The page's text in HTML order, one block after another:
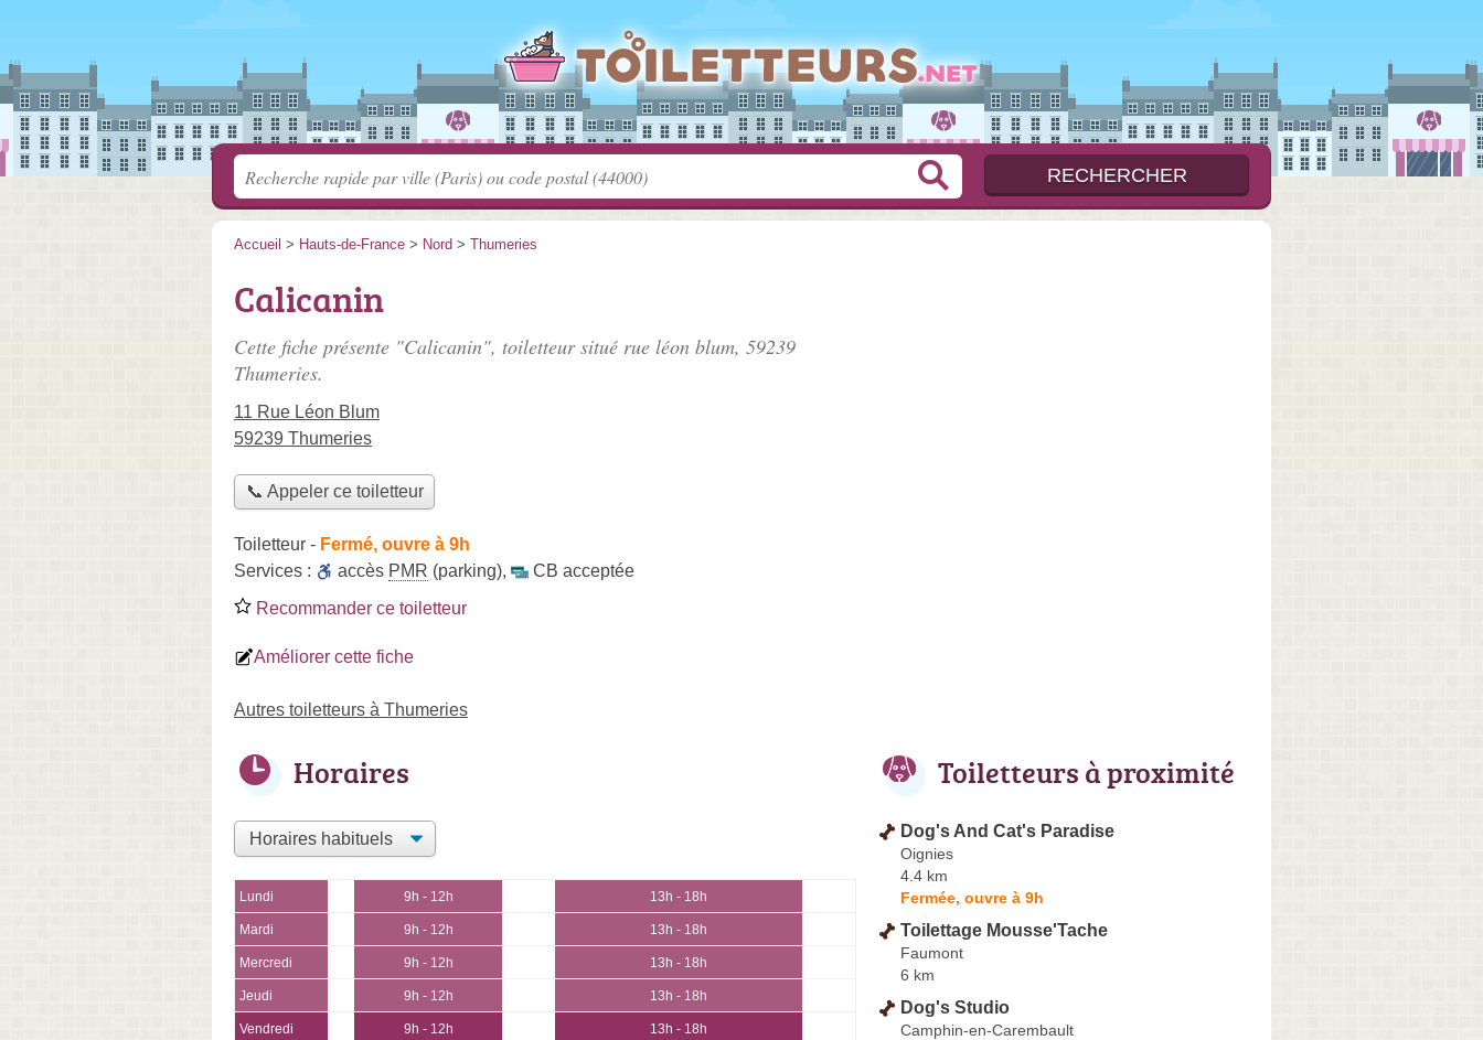
Accueil > Hauts-de-France > Nord > Thumeries
Calicanin
Cette fiche présente "Calicanin", toiletteur situé rue léon blum, 59239
Thumeries.
11 Rue Léon Blum
59239 Thumeries
📞 Appeler ce toiletteur
Toiletteur - Fermé, ouvre à 9h
Services :
accès PMR (parking),
CB acceptée
Recommander ce toiletteur
Améliorer cette fiche
Autres toiletteurs à Thumeries
Horaires
Lundi 9h - 12h 13h - 18h
Mardi 9h - 12h 13h - 18h
Mercredi 9h - 12h 13h - 18h
Jeudi 9h - 12h 13h - 18h
Vendredi 9h - 12h 13h - 18h
Toiletteurs à proximité
Dog's And Cat's Paradise
Oignies
4.4 km
Fermée, ouvre à 9h
Toilettage Mousse'Tache
Faumont
6 km
Dog's Studio
Camphin-en-Carembault